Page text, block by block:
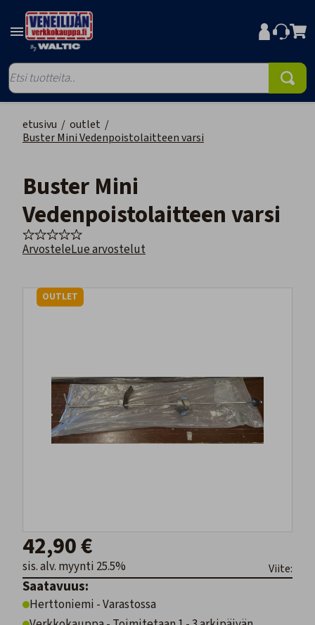
etusivu / outlet /
Buster Mini Vedenpoistolaitteen varsi
Buster Mini
Vedenpoistolaitteen varsi
ArvosteleLue arvostelut
OUTLET
42,90 €
sis. alv. myynti 25.5% Viite:
Saatavuus:
Herttoniemi - Varastossa